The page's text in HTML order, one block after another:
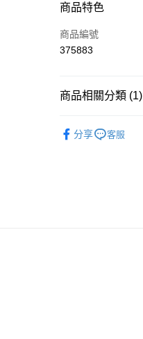
付款方式
信用卡
商品特色
商品編號
375883
商品相關分類 (1)
分享
客服